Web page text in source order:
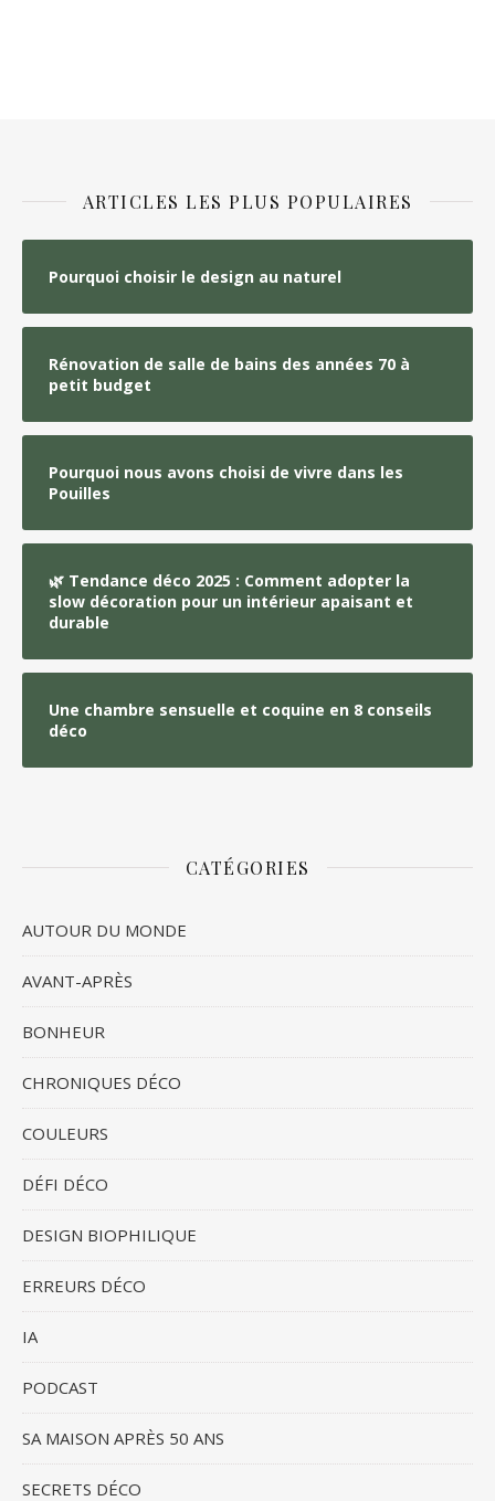
ARTICLES LES PLUS POPULAIRES
Pourquoi choisir le design au naturel
Rénovation de salle de bains des années 70 à
petit budget
Pourquoi nous avons choisi de vivre dans les
Pouilles
🌿 Tendance déco 2025 : Comment adopter la
slow décoration pour un intérieur apaisant et
durable
Une chambre sensuelle et coquine en 8 conseils
déco
CATÉGORIES
AUTOUR DU MONDE
AVANT-APRÈS
BONHEUR
CHRONIQUES DÉCO
COULEURS
DÉFI DÉCO
DESIGN BIOPHILIQUE
ERREURS DÉCO
IA
PODCAST
SA MAISON APRÈS 50 ANS
SECRETS DÉCO